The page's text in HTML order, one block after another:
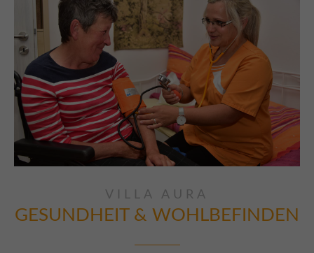
VILLA AURA
GESUNDHEIT & WOHLBEFINDEN